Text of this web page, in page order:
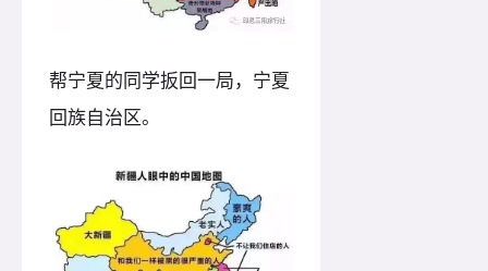
帮宁夏的同学扳回一局，宁夏
回族自治区。